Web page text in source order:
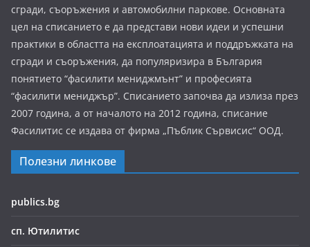
сгради, съоръжения и автомобилни паркове. Основната
цел на списанието е да представи нови идеи и успешни
практики в областта на експлоатацията и поддръжката на
сгради и съоръжения, да популяризира в България
понятието “фасилити мениджмънт” и професията
“фасилити мениджър”. Списанието започва да излиза през
2007 година, а от началото на 2012 година, списание
Фасилитис се издава от фирма „Пъблик Сървисис“ ООД.
Полезни линкове
publics.bg
сп. Ютилитис